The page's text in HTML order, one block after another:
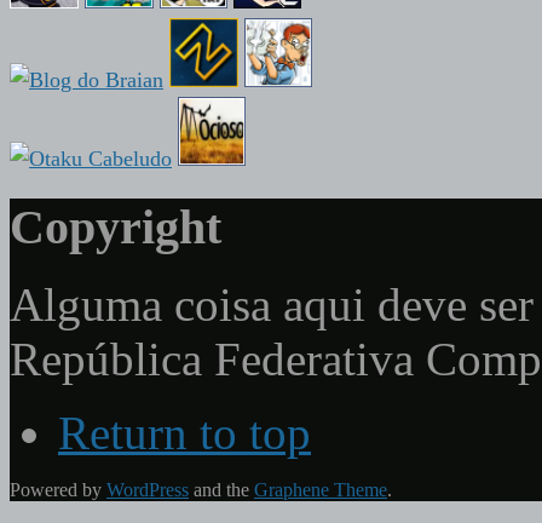
Copyright
Alguma coisa aqui deve
República Federativa
Return to top
Powered by WordPress and the Graphene Theme.